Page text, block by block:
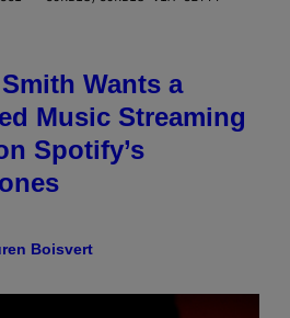
Wants a
Music Streaming
Spotify’s
Boisvert